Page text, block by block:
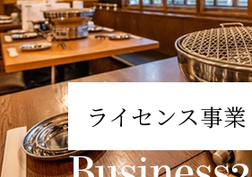
ライセンス事業